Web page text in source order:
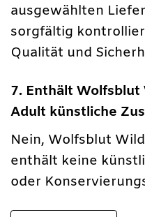
ausgewählten
sorgfältig
Qualität und
7. Enthält Wolfsblut
Adult künstliche
Nein, Wolfsblut
enthält keine
oder